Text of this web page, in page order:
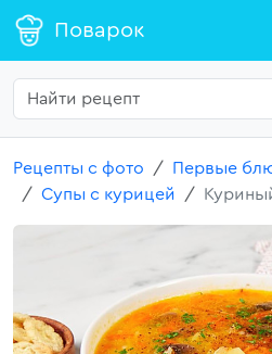
Поварок
Рецепты с фото Первые
Супы с курицей